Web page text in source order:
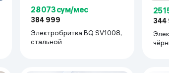
28 073 сум/мес
384 999
Электробритва BQ SV1008,
стальной
25
344